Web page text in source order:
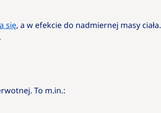
się, a w efekcie do nadmiernej masy ciała.
To m.in.: